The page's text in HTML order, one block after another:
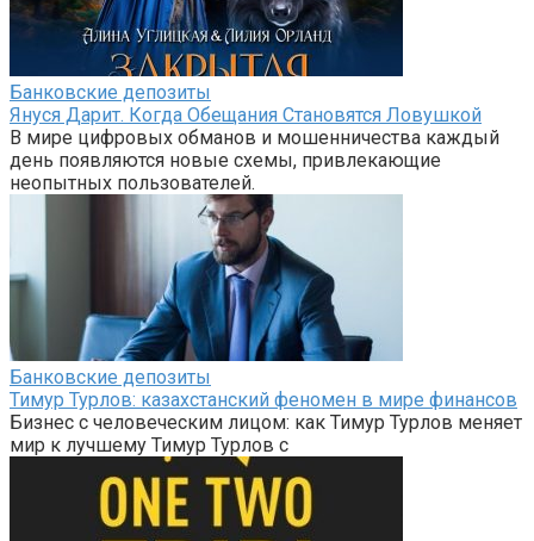
Банковские депозиты
Януся Дарит. Когда Обещания Становятся Ловушкой
В мире цифровых обманов и мошенничества каждый
день появляются новые схемы, привлекающие
неопытных пользователей.
Банковские депозиты
Тимур Турлов: казахстанский феномен в мире финансов
Бизнес с человеческим лицом: как Тимур Турлов меняет
мир к лучшему Тимур Турлов с